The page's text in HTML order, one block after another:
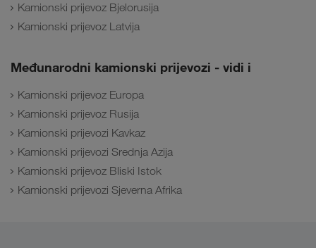
Kamionski prijevoz Bjelorusija
Kamionski prijevoz Latvija
Međunarodni kamionski prijevozi - vidi i
Kamionski prijevoz Europa
Kamionski prijevoz Rusija
Kamionski prijevozi Kavkaz
Kamionski prijevozi Srednja Azija
Kamionski prijevoz Bliski Istok
Kamionski prijevozi Sjeverna Afrika